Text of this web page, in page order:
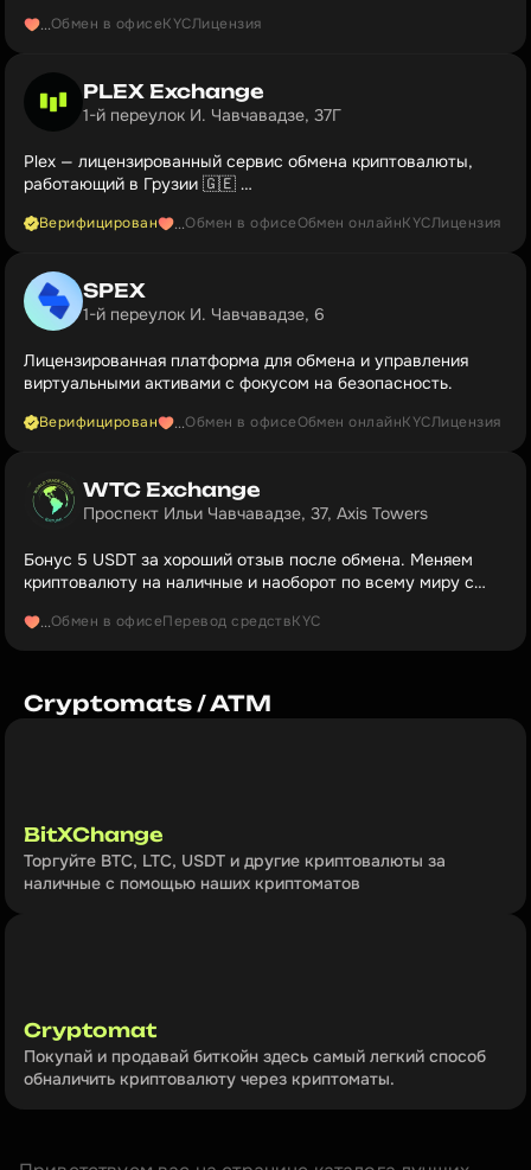
...Обмен в офисеKYCЛицензия
PLEX Exchange
1-й переулок И. Чавчавадзе, 37Г
Plex — лицензированный сервис обмена криптовалюты,
работающий в Грузии 🇬🇪
Батуми.
Верифицирован ...Обмен в офисеОбмен онлайнKYCЛицензия
SPEX
1-й переулок И. Чавчавадзе, 6
Лицензированная платформа для обмена и управления
виртуальными активами с фокусом на безопасность.
Верифицирован ...Обмен в офисеОбмен онлайнKYCЛицензия
WTC Exchange
Проспект Ильи Чавчавадзе, 37, Axis Towers
Бонус 5 USDT за хороший отзыв после обмена. Меняем
криптовалюту на наличные и наоборот по всему миру с
...Обмен в офисеПеревод средствKYC
Cryptomats / ATM
BitXChange
Торгуйте BTC, LTC, USDT и другие криптовалюты за
наличные с помощью наших криптоматов
Cryptomat
Покупай и продавай биткойн здесь самый легкий способ
обналичить криптовалюту через криптоматы.